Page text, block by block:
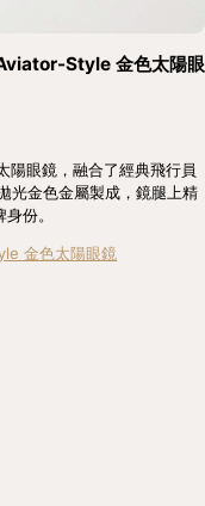
Style 金色太陽眼
眼鏡，融合了經典飛行員
光金色金屬製成，鏡腿上精
份。
金色太陽眼鏡